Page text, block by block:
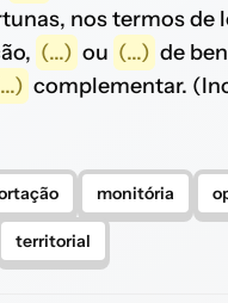
nos termos de
(...) ou (...) de
complementar.
monitória
territorial